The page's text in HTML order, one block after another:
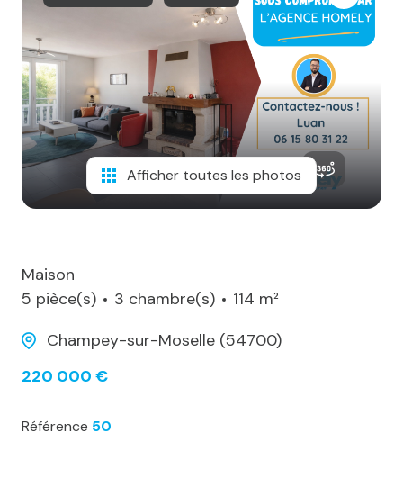
alerte
e-
mail
notre
actualité
contact
Afficher toutes les photos
Maison
5 pièce(s)
3 chambre(s)
114 m²
Champey-sur-Moselle (54700)
220 000 €
Référence 50